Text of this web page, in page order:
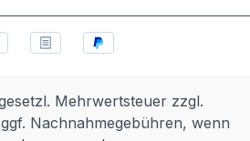
Mehrwertsteuer zzgl.
Nachnahmegebühren, wenn